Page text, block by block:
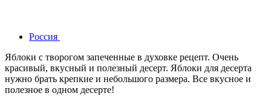
Россия
Яблоки с творогом запеченные в духовке рецепт. Очень
красивый, вкусный и полезный десерт. Яблоки для десерта
нужно брать крепкие и небольшого размера. Все вкусное и
полезное в одном десерте!